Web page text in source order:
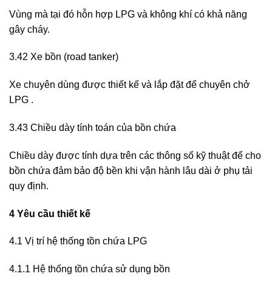
Vùng mà tại đó hỗn hợp LPG và không khí có khả năng
gây cháy.
3.42 Xe bồn (road tanker)
Xe chuyên dùng được thiết kế và lắp đặt để chuyên chở
LPG .
3.43 Chiều dày tính toán của bồn chứa
Chiều dày được tính dựa trên các thông số kỹ thuật để cho
bồn chứa đảm bảo độ bền khi vận hành lâu dài ở phụ tải
quy định.
4 Yêu cầu thiết kế
4.1 Vị trí hệ thống tồn chứa LPG
4.1.1 Hệ thống tồn chứa sử dụng bồn